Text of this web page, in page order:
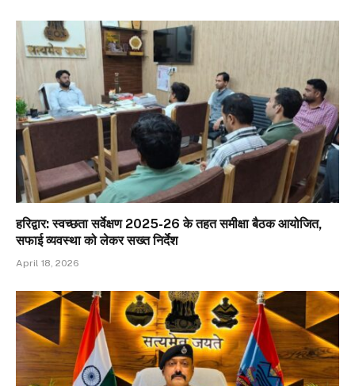
हरिद्वार: स्वच्छता सर्वेक्षण 2025-26 के तहत समीक्षा बैठक आयोजित,
सफाई व्यवस्था को लेकर सख्त निर्देश
April 18, 2026